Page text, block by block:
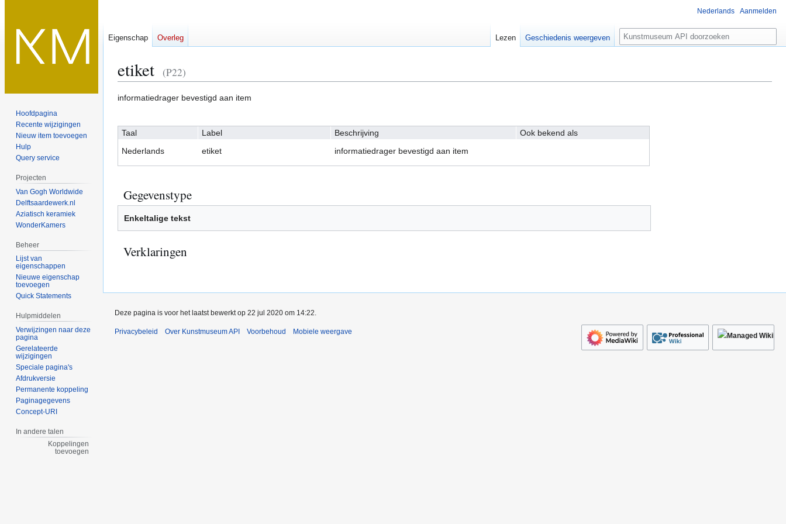
etiket (P22)
Naar
Naar
informatiedrager bevestigd aan item
Taal Label Beschrijving
Ook bekend als
Nederlands
etiket informatiedrager bevestigd aan item
Gegevenstype
Enkeltalige tekst
Verklaringen
Nederlands Aanmelden
Eigenschap Overleg Lezen Geschiedenis weergeven
Z
o
e
Hoofdpagina
Recente wijzigingen
Nieuw item toevoegen
Hulp
Query service
Projecten
Van Gogh Worldwide
Delftsaardewerk.nl
Aziatisch keramiek
WonderKamers
Beheer
Lijst van
eigenschappen
Nieuwe eigenschap
toevoegen
Quick Statements
Hulpmiddelen
Verwijzingen naar deze
pagina
Gerelateerde
wijzigingen
Speciale pagina's
Afdrukversie
Permanente koppeling
Paginagegevens
Concept-URI
In andere talen
Koppelingen
toevoegen
Deze pagina is voor het laatst bewerkt op 22 jul 2020 om 14:22.
Privacybeleid Over Kunstmuseum API Voorbehoud Mobiele weergave